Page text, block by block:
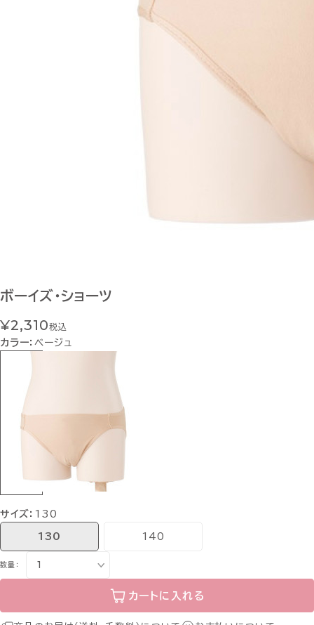
ボーイズ・ショーツ
¥2,310税込
カラー：ベージュ
サイズ： 130
130 140
数量：
カートに入れる